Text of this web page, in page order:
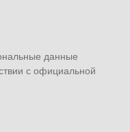
данные
с официальной